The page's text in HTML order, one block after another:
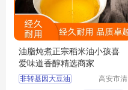
油脂炖煮正宗稻米油小孩喜
爱味道香醇精选商家
非转基因大豆油
高安市清